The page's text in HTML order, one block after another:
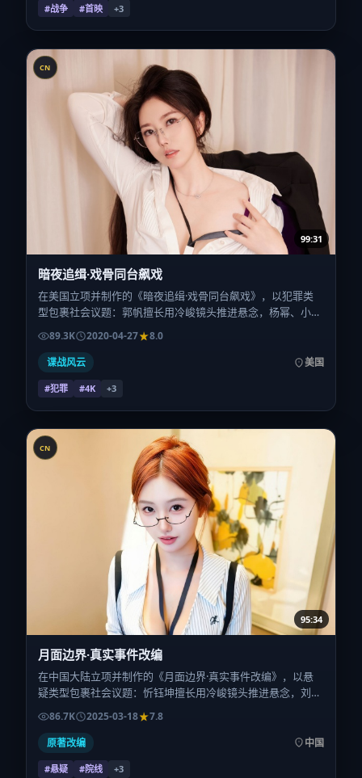
#战争 #首映 +3
CN
99:31
暗夜追缉·戏骨同台飙戏
在美国立项并制作的《暗夜追缉·戏骨同台飙戏》，以犯罪类
型包裹社会议题：郭帆擅长用冷峻镜头推进悬念，杨幂、小松
菜奈、木村拓哉、朱一龙、郑秀文的对手戏为看点之一。上映
时间：2020-04-27；片长150分钟；适合关注现实质感与类型
片结构的观众。
89.3K 2020-04-27
8.0
谍战风云
美国
#犯罪 #4K +3
CN
95:34
月面边界·真实事件改编
在中国大陆立项并制作的《月面边界·真实事件改编》，以悬
疑类型包裹社会议题：忻钰坤擅长用冷峻镜头推进悬念，刘诗
诗、杨幂、周迅、提莫西·查拉梅、咏梅的对手戏为看点之
一。上映时间：2025-03-18；片长95分钟；适合关注现实质感
与类型片结构的观众。
86.7K 2025-03-18
7.8
原著改编
中国
#悬疑 #院线 +3